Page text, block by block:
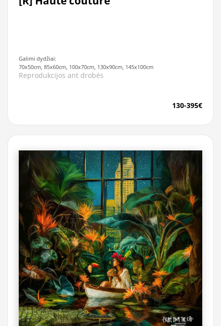
Galimi dydžiai:
70x50cm, 85x60cm, 100x70cm, 130x90cm, 145x100cm
Reprodukcijos ant drobės
130-395€